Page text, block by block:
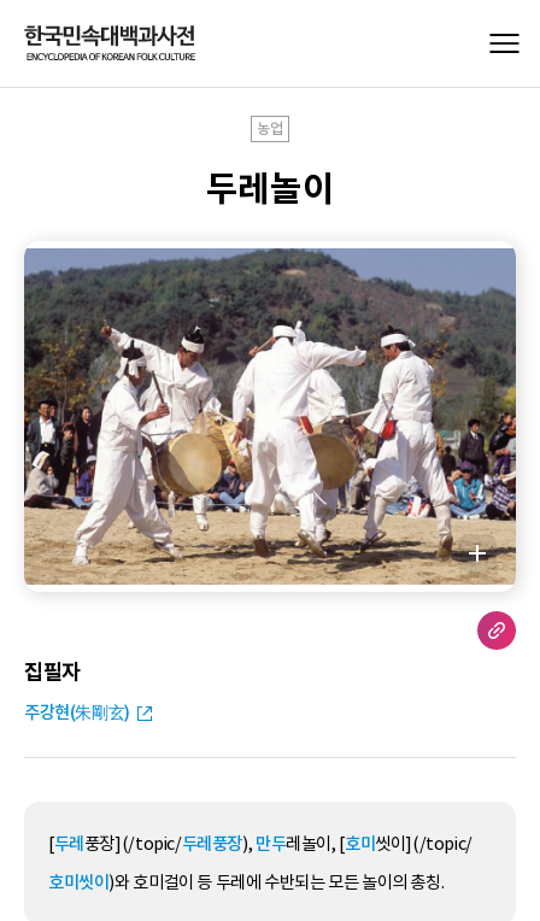
농업
두레놀이
집필자
주강현(朱剛玄)
[두레 풍장](/topic/두레풍장), 만두레놀이, [호미 씻이](/topic/
호미씻이 )와 호미걸이 등 두레에 수반되는 모든 놀이의 총칭.